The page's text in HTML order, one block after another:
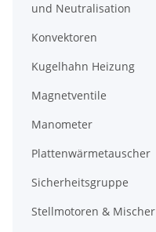
und Neutralisation
Konvektoren
Kugelhahn Heizung
Magnetventile
Manometer
Plattenwärmetauscher
Sicherheitsgruppe
Stellmotoren & Mischer